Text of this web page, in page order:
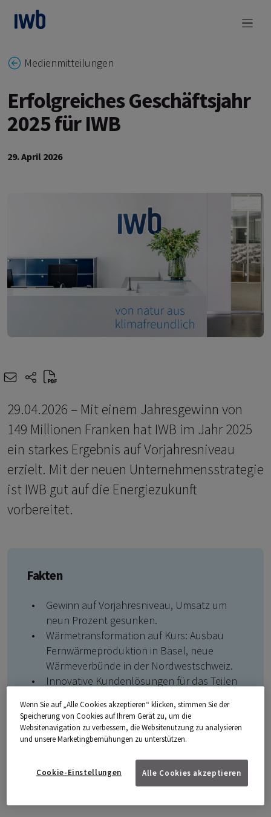
zum Main Content
Medienmitteilungen
Erfolgreiches Geschäftsjahr
2025 für IWB
29. April 2026
e-mailshare-icons
29.04.2026 – Mit einem Jahresgewinn von
149 Millionen Franken hat IWB im Jahr 2025
ein starkes Ergebnis auf Vorjahresniveau
erzielt. Mit der neuen Unternehmensstrategie
ist IWB gut auf die Energiezukunft
vorbereitet.
Fakten
Gewinn auf Vorjahresniveau, Umsatz um
neun Prozent gesunken.
Wärmetransformation auf Kurs: Ausbau
Fernwärmeproduktion in Basel, neue
Wärmeverbünde in der Nordwestschweiz.
Innovative Kundenlösungen für das Teilen
Neue Netzleitstelle und hohe
Versorgungssicherheit.
IWB Strategie 2026+: Ebnet den Weg in die
Energiewelt von morgen.
Wenn Sie auf „Alle Cookies akzeptieren“ klicken, stimmen Sie der
Speicherung von Cookies auf Ihrem Gerät zu, um die
Websitenavigation zu verbessern, die Websitenutzung zu analysieren
und unsere Marketingbemühungen zu unterstützen.
Alle Cookies akzeptieren
Cookie-Einstellungen